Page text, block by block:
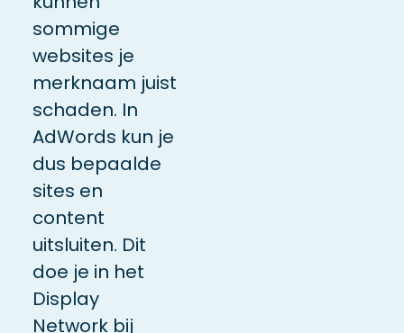
sommige
websites je
merknaam juist
schaden. In
AdWords kun je
dus bepaalde
sites en
content
uitsluiten. Dit
doe je in het
Display
Network bij